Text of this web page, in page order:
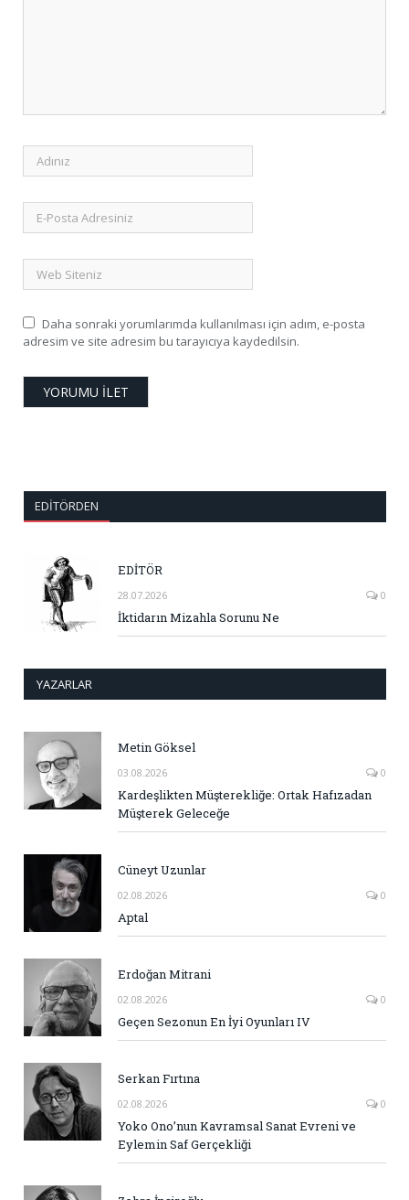
Daha sonraki yorumlarımda kullanılması için adım, e-posta
adresim ve site adresim bu tarayıcıya kaydedilsin.
EDITÖRDEN
EDİTÖR
28.07.2026 0
İktidarın Mizahla Sorunu Ne
YAZARLAR
Metin Göksel
03.08.2026 0
Kardeşlikten Müşterekliğe: Ortak Hafızadan
Müşterek Geleceğe
Cüneyt Uzunlar
02.08.2026 0
Aptal
Erdoğan Mitrani
02.08.2026 0
Geçen Sezonun En İyi Oyunları IV
Serkan Fırtına
02.08.2026 0
Yoko Ono’nun Kavramsal Sanat Evreni ve
Eylemin Saf Gerçekliği